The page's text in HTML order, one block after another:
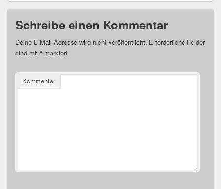
Schreibe einen Kommentar
Deine E-Mail-Adresse wird nicht veröffentlicht. Erforderliche Felder
sind mit * markiert
Kommentar